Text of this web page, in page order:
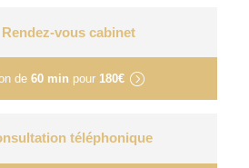
Rendez-vous cabinet
de 60 min pour 180€
téléphonique